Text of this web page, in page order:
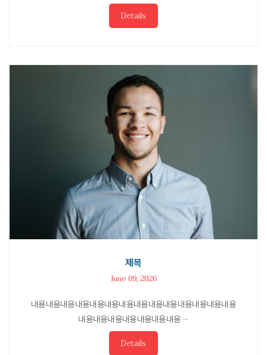
Details
제목
June 09, 2026
내용내용내용내용내용내용내용내용내용내용내용내용내용내용
내용내용내용내용내용내용내용 ···
Details